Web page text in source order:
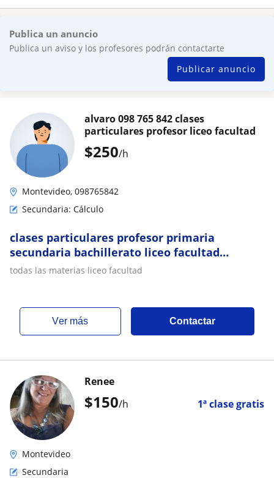
Publica un anuncio
Publica un aviso y los profesores podrán contactarte
Publicar anuncio
$250/h
alvaro 098 765 842 clases
particulares profesor liceo facultad
Montevideo, 098765842
Secundaria: Cálculo
clases particulares profesor primaria
secundaria bachillerato liceo facultad
matematica fisica quimica calculo todas las
todas las materias liceo facultad
ver más Contactar
$150/h 1ª clase gratis
Renee
Montevideo
Secundaria